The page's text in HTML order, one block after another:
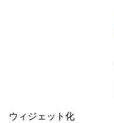
ウィジェット化